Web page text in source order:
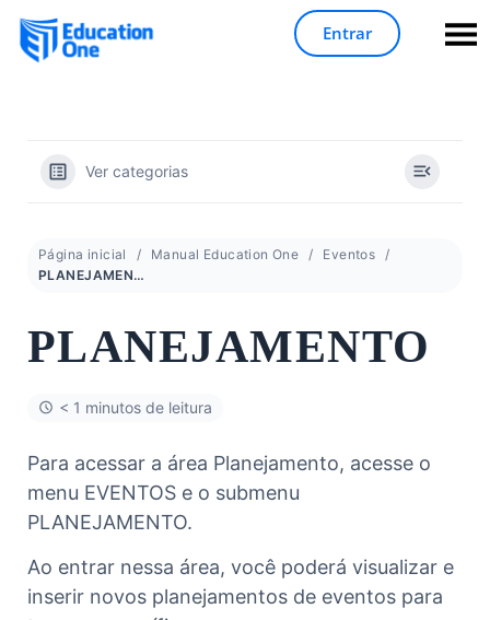
Entrar
Ver categorias
Página inicial Manual Education One
Eventos
PLANEJAMENTO
PLANEJAMENTO
< 1 minutos de leitura
Para acessar a área Planejamento, acesse o
menu EVENTOS e o submenu
PLANEJAMENTO.
Ao entrar nessa área, você poderá visualizar e
inserir novos planejamentos de eventos para